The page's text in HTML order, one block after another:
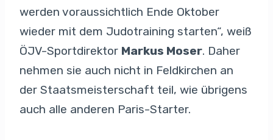
werden voraussichtlich Ende Oktober
wieder mit dem Judotraining starten“, weiß
ÖJV-Sportdirektor Markus Moser. Daher
nehmen sie auch nicht in Feldkirchen an
der Staatsmeisterschaft teil, wie übrigens
auch alle anderen Paris-Starter.